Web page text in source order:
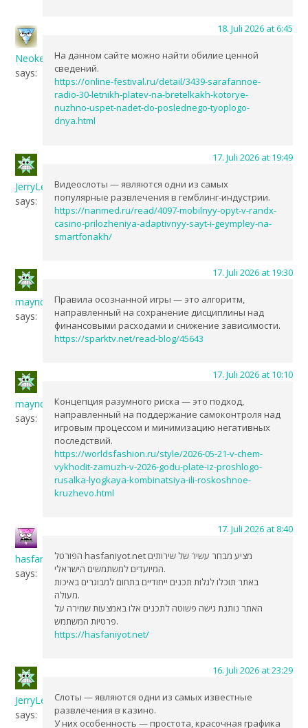
18. Juli 2026 at 6:45
NeokeDes
says:
На данном сайте можно найти обилие ценной
сведений.
https://online-festival.ru/detail/3439-sarafannoe-
radio-30-letnikh-platev-na-bretelkakh-kotorye-
nuzhno-uspet-nadet-do-poslednego-tyoplogo-
dnya.html
17. Juli 2026 at 19:49
JerryLeano
says:
Видеослоты — являются одни из самых
популярные развлечения в гемблинг-индустрии.
https://nanmed.ru/read/4097-mobilnyy-opyt-v-randx-
casino-prilozheniya-adaptivnyy-sayt-i-geympley-na-
smartfonakh/
17. Juli 2026 at 19:30
maync
says:
Правила осознанной игры — это алгоритм,
направленный на сохранение дисциплины над
финансовыми расходами и снижение зависимости.
https://sparktv.net/read-blog/45643
17. Juli 2026 at 10:10
maync
says:
Концепция разумного риска — это подход,
направленный на поддержание самоконтроля над
игровым процессом и минимизацию негативных
последствий.
https://worldsfashion.ru/style/2026-05-21-v-chem-
vykhodit-zamuzh-v-2026-godu-plate-iz-proshlogo-
rusalka-lyogkaya-kombinatsiya-ili-roskoshnoe-
kruzhevo.html
17. Juli 2026 at 8:40
hasfaniyot.net
says:
הפורטל hasfaniyot.net מציע מבחר עשיר של שירותים
המיועדים למשתמשים הישראלי.
באתר תוכלו לגלות תכנים ייחודיים בתחום למבוגרים באיכות
מעולה.
האתר נותנת גישה פשוטה לתכנים אלו באמצעות שמירה על
פרטיות המשתמש.
https://hasfaniyot.net/
16. Juli 2026 at 23:29
JerryLeano
says:
Слоты — являются одни из самых известные
развлечения в казино.
У них особенность — простота, красочная графика